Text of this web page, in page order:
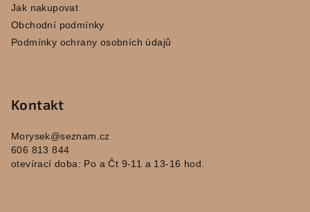
Jak nakupovat
Obchodní podmínky
Podmínky ochrany osobních údajů
Kontakt
Morysek@seznam.cz
606 813 844
otevírací doba: Po a Čt 9-11 a 13-16 hod.